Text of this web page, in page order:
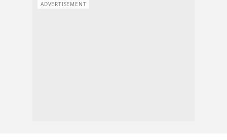
ADVERTISEMENT